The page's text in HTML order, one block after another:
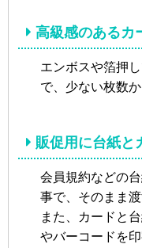
高級感のあるカ
エンボスや箔押
で、少ない枚数
販促用に台紙と
会員規約などの
事で、そのまま
また、カードと
やバーコードを